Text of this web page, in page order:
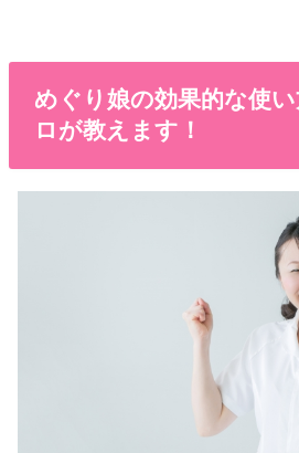
めぐり娘の効果的な使
ロが教えます！